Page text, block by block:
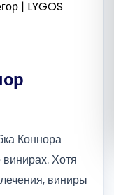
Коннора
Хотя
виниры